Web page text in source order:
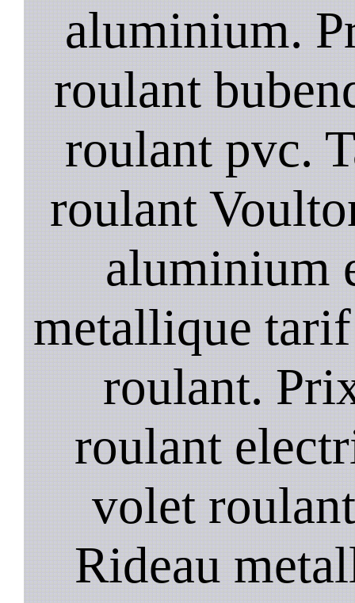
aluminium.
roulant
roulant pvc.
roulant
aluminium
metallique
roulant.
roulant
volet
Rideau